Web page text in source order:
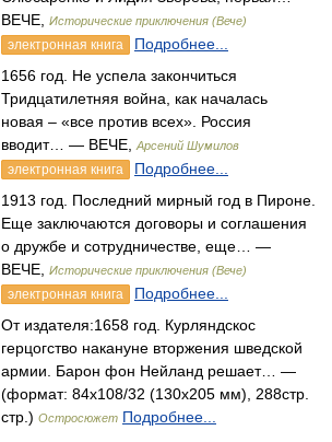
ВЕЧЕ,
Исторические приключения (Вече)
электронная книга
Подробнее...
1656 год. Не успела закончиться
Тридцатилетняя война, как началась
новая – «все против всех». Россия
вводит… — ВЕЧЕ,
Арсений Шумилов
электронная книга
Подробнее...
1913 год. Последний мирный год в Пироне.
Еще заключаются договоры и соглашения
о дружбе и сотрудничестве, еще… —
ВЕЧЕ,
Исторические приключения (Вече)
электронная книга
Подробнее...
От издателя:1658 год. Курляндскос
герцогство накануне вторжения шведской
армии. Барон фон Нейланд решает… —
(формат: 84x108/32 (130х205 мм), 288стр.
стр.) Остросюжет Подробнее...